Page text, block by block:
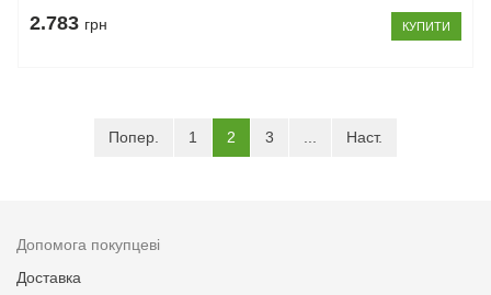
2.783 грн КУПИТИ
Попер. 1 2 (current)
3 Наст.
Допомога покупцеві
Доставка